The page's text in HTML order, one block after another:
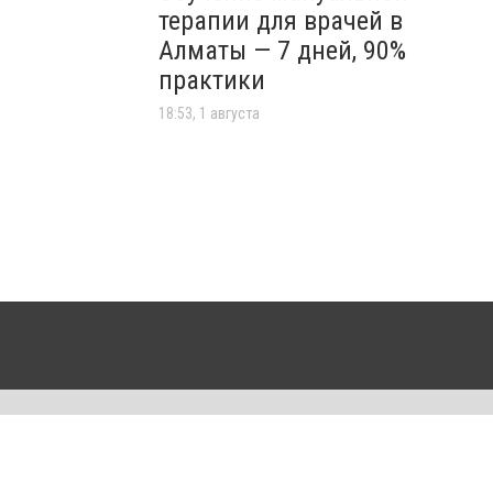
терапии для врачей в
Алматы — 7 дней, 90%
практики
18:53, 1 августа